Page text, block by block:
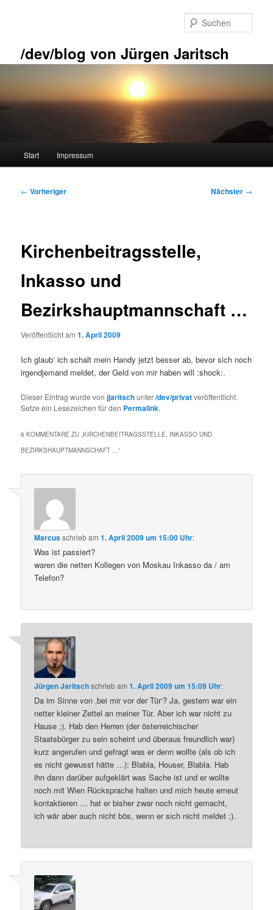
/dev/blog von Jürgen Jaritsch
Start Impressum
Beitragsnavigation
← Vorheriger Nächster →
Kirchenbeitragsstelle,
Inkasso und
Bezirkshauptmannschaft …
Veröffentlicht am1. April 2009
Ich glaub‘ ich schalt mein Handy jetzt besser ab, bevor sich noch
irgendjemand meldet, der Geld von mir haben will :shock:.
Dieser Eintrag wurde vonjjaritschunter/dev/privatveröffentlicht.
Setze ein Lesezeichen für den Permalink.
6 KOMMENTARE ZU „KIRCHENBEITRAGSSTELLE, INKASSO UND
BEZIRKSHAUPTMANNSCHAFT …“
Marcusschriebam1. April 2009 um 15:00 Uhr:
Was ist passiert?
waren die netten Kollegen von Moskau Inkasso da / am
Telefon?
Jürgen Jaritschschriebam1. April 2009 um 15:09 Uhr:
Da im Sinne von ‚bei mir vor der Tür‘? Ja, gestern war ein
netter kleiner Zettel an meiner Tür. Aber ich war nicht zu
Hause ;). Hab den Herren (der österreichischer
Staatsbürger zu sein scheint und überaus freundlich war)
kurz angerufen und gefragt was er denn wollte (als ob ich
es nicht gewusst hätte …): Blabla, Houser, Blabla. Hab
ihn dann darüber aufgeklärt was Sache ist und er wollte
noch mit Wien Rücksprache halten und mich heute erneut
kontaktieren … hat er bisher zwar noch nicht gemacht,
ich wär aber auch nicht bös, wenn er sich nicht meldet ;).